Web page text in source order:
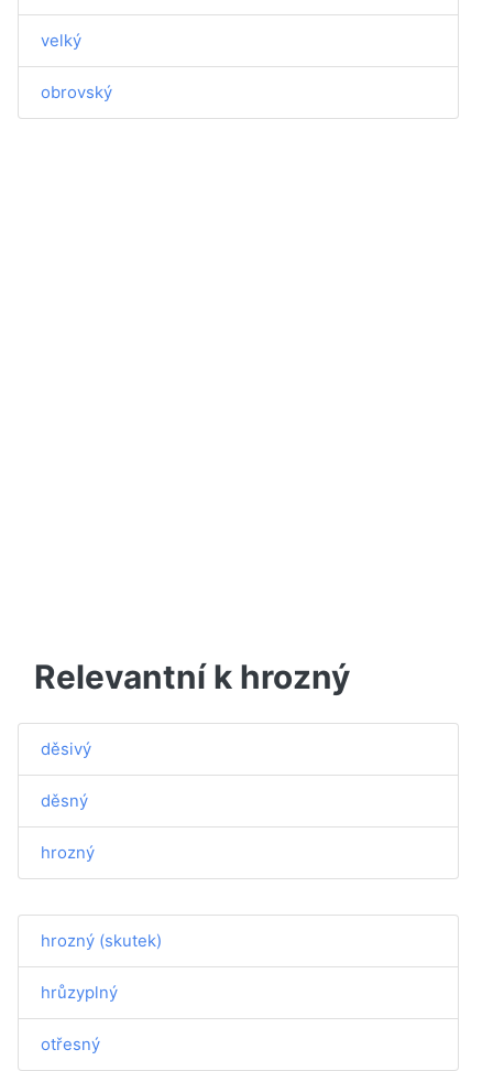
velký
obrovský
Relevantní k hrozný
děsivý
děsný
hrozný
hrozný (skutek)
hrůzyplný
otřesný